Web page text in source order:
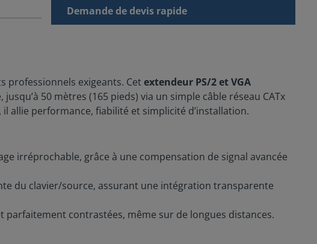
Demande de devis rapide
professionnels exigeants. Cetextendeur PS/2 et VGA
50 mètres (165 pieds) via un simple câble réseau CATx
allie performance, fiabilité et simplicité d’installation.
irréprochable, grâce à une compensation de signal avancée
du clavier/source, assurant une intégration transparente
contrastées, même sur de longues distances.